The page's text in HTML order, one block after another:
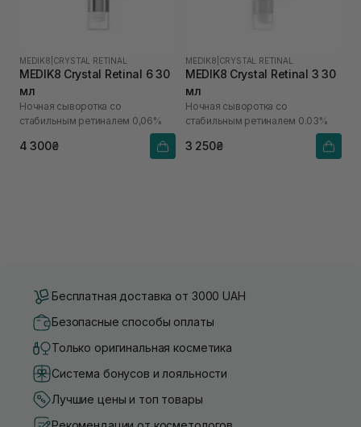
MEDIK8 CRYSTAL RETINAL
MEDIK8 Crystal Retinal 6 30
мл
Ночная сыворотка со
стабильным ретиналем 0,06%
4 300₴
MEDIK8 CRYSTAL RETINAL
MEDIK8 Crystal Retinal 3 30
мл
Ночная сыворотка со
стабильным ретиналем 0.03%
3 250₴
Бесплатная доставка от 3000 UAH
Безопасные способы оплаты
Только оригинальная косметика
Система бонусов и лояльности
Лучшие цены и топ товары